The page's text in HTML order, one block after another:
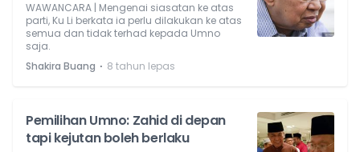
WAWANCARA | Mengenai siasatan ke atas
parti, Ku Li berkata ia perlu dilakukan ke atas
semua dan tidak terhad kepada Umno
saja.
Shakira Buang ⋅ 8 tahun lepas
Pemilihan Umno: Zahid di depan
tapi kejutan boleh berlaku